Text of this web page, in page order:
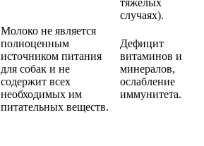
тяжелых
случаях).
Молоко не является
полноценным
источником питания
для собак и не
содержит всех
необходимых им
питательных веществ.
Дефицит
витаминов и
минералов,
ослабление
иммунитета.